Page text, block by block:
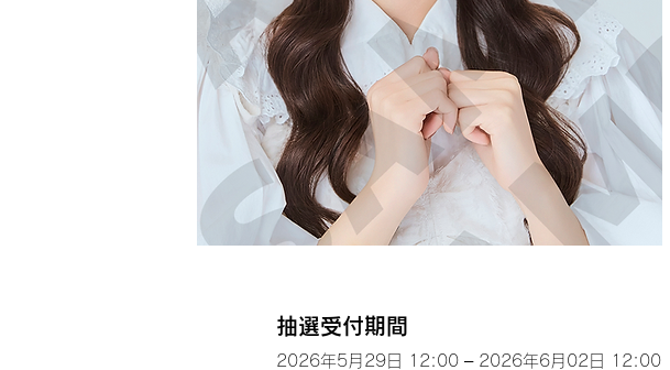
抽選受付期間
2026年5月29日 12:00 – 2026年6月02日 12:00